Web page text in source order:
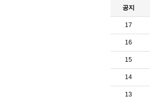
공지
17
16
15
14
13